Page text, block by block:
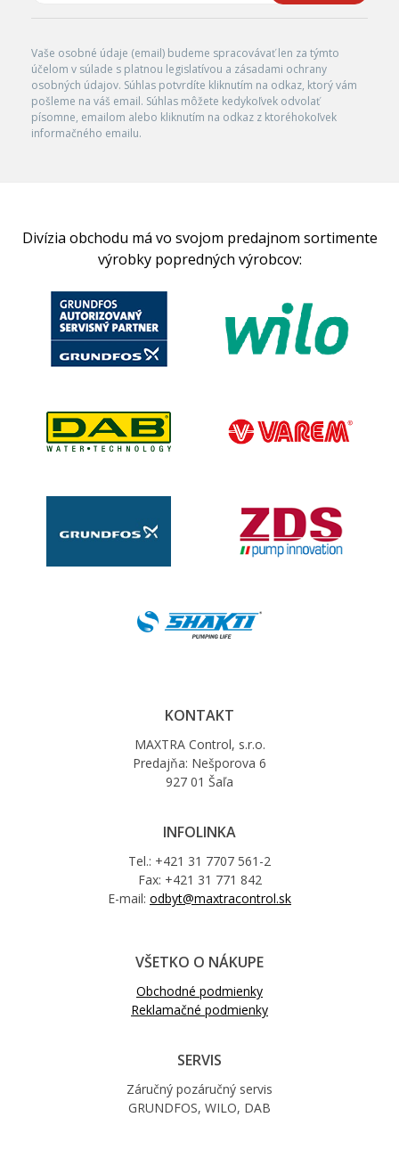
Vaše osobné údaje (email) budeme spracovávať len za týmto
účelom v súlade s platnou legislatívou a zásadami ochrany
osobných údajov. Súhlas potvrdíte kliknutím na odkaz, ktorý vám
pošleme na váš email. Súhlas môžete kedykoľvek odvolať
písomne, emailom alebo kliknutím na odkaz z ktoréhokoľvek
informačného emailu.
Divízia obchodu má vo svojom predajnom sortimente
výrobky popredných výrobcov:
KONTAKT
MAXTRA Control, s.r.o.
Predajňa: Nešporova 6
927 01 Šaľa
INFOLINKA
Tel.: +421 31 7707 561-2
Fax: +421 31 771 842
E-mail: odbyt@maxtracontrol.sk
VŠETKO O NÁKUPE
Obchodné podmienky
Reklamačné podmienky
SERVIS
Záručný pozáručný servis
GRUNDFOS, WILO, DAB